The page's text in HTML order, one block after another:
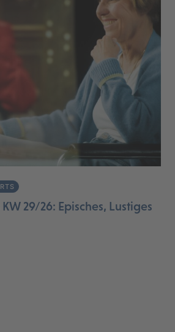
29/26: Episches, Lustiges